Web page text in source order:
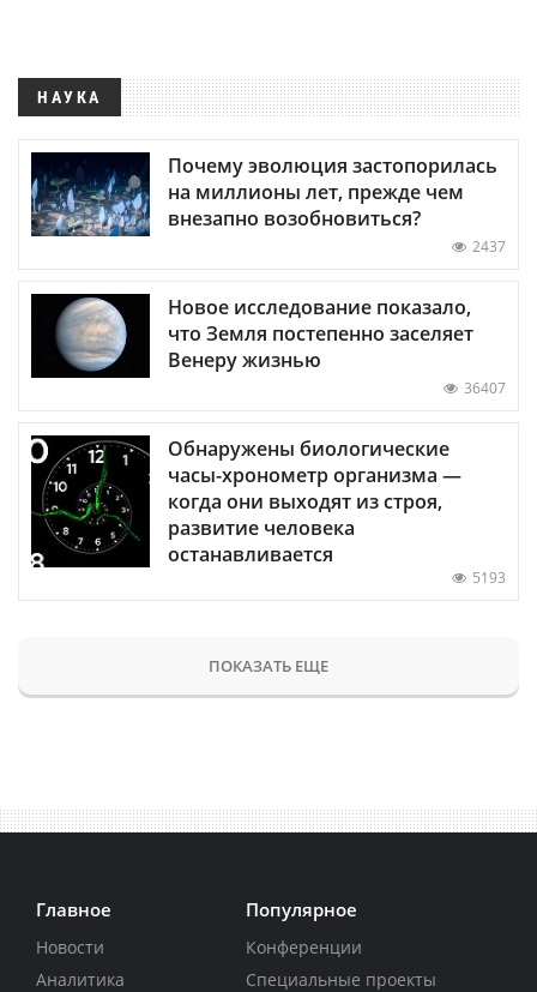
НАУКА
Почему эволюция застопорилась
на миллионы лет, прежде чем
внезапно возобновиться?
2437
Новое исследование показало,
что Земля постепенно заселяет
Венеру жизнью
36407
Обнаружены биологические
часы-хронометр организма —
когда они выходят из строя,
развитие человека
останавливается
5193
ПОКАЗАТЬ ЕЩЕ
Главное
Новости
Аналитика
Популярное
Конференции
Специальные проекты